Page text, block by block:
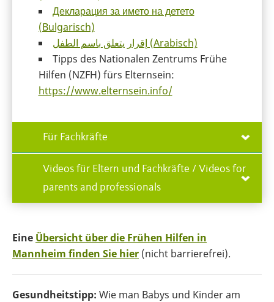
Декларация за името на детето
(Bulgarisch)
إقرار يتعلق باسم الطفل (Arabisch)
Tipps des Nationalen Zentrums Frühe
Hilfen (NZFH) fürs Elternsein:
https://www.elternsein.info/
Für Fachkräfte
Videos für Eltern und Fachkräfte / Videos for
parents and professionals
Eine Übersicht über die Frühen Hilfen in
Mannheim finden Sie hier (nicht barrierefrei).
Gesundheitstipp: Wie man Babys und Kinder am